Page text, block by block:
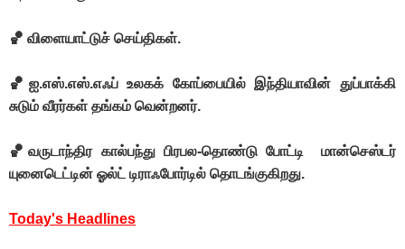
🏀 விளையாட்டுச் செய்திகள்.
🏀ஐ.எஸ்.எஸ்.எஃப் உலகக் கோப்பையில் இந்தியாவின் துப்பாக்கி
சுடும் வீரர்கள் தங்கம் வென்றனர்.
🏀வருடாந்திர கால்பந்து பிரபல-தொண்டு போட்டி மான்செஸ்டர்
யுனைடெட்டின் ஓல்ட் டிராஃபோர்டில் தொடங்குகிறது.
Today's Headlines